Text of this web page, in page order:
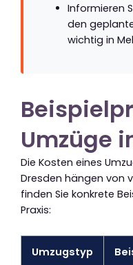
Informieren
den
wichtig in
Umzüge
Die Kosten eines
Dresden hängen von
finden Sie konkrete
Praxis:
Umzugstyp